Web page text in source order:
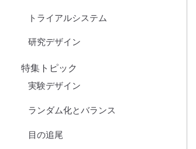
トライアルシステム
研究デザイン
特集トピック
実験デザイン
ランダム化とバランス
目の追尾